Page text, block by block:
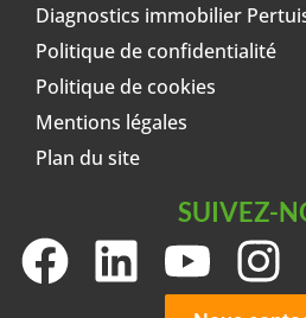
Diagnostics immobilier
Politique de confidentialité
Politique de cookies
Mentions légales
Plan du site
SUIVEZ-